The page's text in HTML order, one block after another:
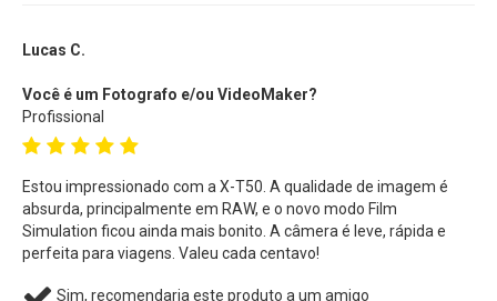
de vídeo de nível profissional para criar conteúdo
qualidade de transmissão ou Full HD/240P de alta
velocidade.
Intensamente Focado
Nunca perca um momento criativo com o sistema de foco
automático (AF) de última geração daCâmera FujiFilm X-
T50Mirrorless. Aproveitando o poder do seu novo
mecanismo de processamento de imagem X-Processor 5,
Lucas C.
Você é um Fotografo e/ou VideoMaker?
Profissional
Estou impressionado com a X-T50. A qualidade de imagem é
absurda, principalmente em RAW, e o novo modo Film
Simulation ficou ainda mais bonito. A câmera é leve, rápida e
perfeita para viagens. Valeu cada centavo!
Sim, recomendaria este produto a um amigo